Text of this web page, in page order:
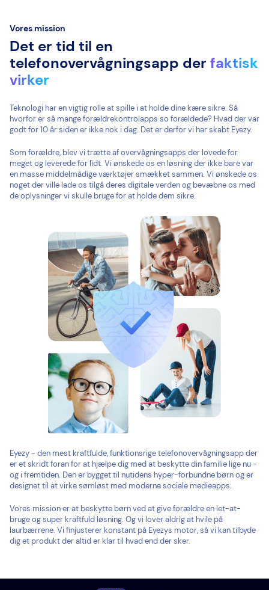
Vores mission
Det er tid til en
telefonovervågningsapp der faktisk
virker
Teknologi har en vigtig rolle at spille i at holde dine kære sikre. Så
hvorfor er så mange forældrekontrolapps so forældede? Hvad der var
godt for 10 år siden er ikke nok i dag. Det er derfor vi har skabt Eyezy.
Som forældre, blev vi trætte af overvågningsapps der lovede for
meget og leverede for lidt. Vi ønskede os en løsning der ikke bare var
en masse middelmådige værktøjer smækket sammen. Vi ønskede os
noget der ville lade os tilgå deres digitale verden og bevæbne os med
de oplysninger vi skulle bruge for at holde dem sikre.
Eyezy - den mest kraftfulde, funktionsrige telefonovervågningsapp der
er et skridt foran for at hjælpe dig med at beskytte din familie lige nu -
og i fremtiden. Den er bygget til nutidens hyper-forbundne børn og er
designet til at virke sømløst med moderne sociale medieapps.
Vores mission er at beskytte børn ved at give forældre en let-at-
bruge og super kraftfuld løsning. Og vi lover aldrig at hvile på
laurbærrene. Vi finjusterer konstant på Eyezys motor, så vi kan tilbyde
dig et produkt der altid er klar til hvad end der sker.